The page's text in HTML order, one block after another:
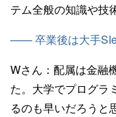
テム全般の知識や技
—— 卒業後は大手
Wさん： 配属は金融
た。大学でプログラ
るのも早いだろうと